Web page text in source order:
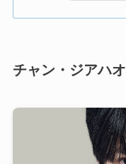
チャン・ジアハオ